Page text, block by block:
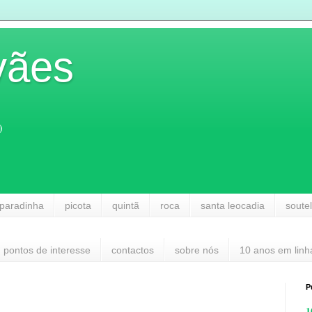
picota quintã roca santa leocadia
pontos de interesse contactos sobre nós 10 anos em